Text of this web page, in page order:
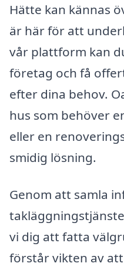
Hätte kan kännas
är här för att
vår plattform kan
företag och få
efter dina behov.
hus som behöver
eller en
smidig lösning.
Genom att samla
vi dig att fatta
förstår vikten av